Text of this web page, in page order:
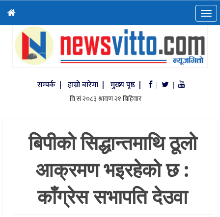
सम्पर्क | हाम्रो बारेमा | मुख्य पृष्ठ | | |
बिपीको सिद्धान्तमाथि ठूलो
आक्रमण भइरहेको छ :
काँग्रेस सभापति देउवा